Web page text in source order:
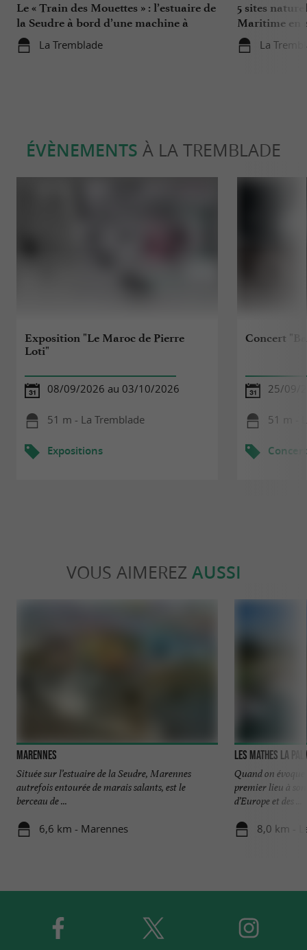
Le « Train des Mouettes » : l’estuaire de
la Seudre à bord d’une machine à
remonter le temps
La Tremblade
5 sites
Maritime en
La
ÉVÈNEMENTS À LA TREMBLADE
Exposition "Le Maroc de Pierre
Loti"
08/09/2026 au 03/10/2026
51 m - La Tremblade
Expositions
Concert
25/09/
51 m -
VOUS AIMEREZ AUSSI
Marennes
Située sur l’estuaire de la Seudre, Marennes
autrefois entourée de marais salants, est le
berceau de ...
6,6 km - Marennes
Les Mathes La
Quand on
premier lieu à son
d’Europe et des ...
8,0 km -